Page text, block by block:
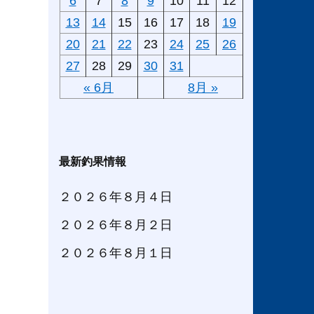
« 6月 8月 »
13
14 15 16 17 18
19
20
21 22 23 24 25
26
27
28 29 30 31
最新釣果情報
２０２６年８月４日
２０２６年８月２日
２０２６年８月１日